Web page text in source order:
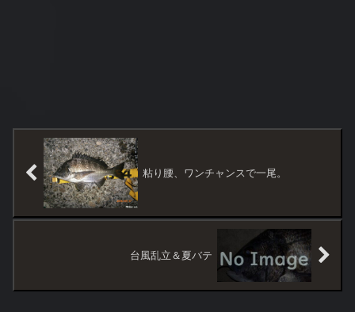
粘り腰、ワンチャンスで一尾。
台風乱立＆夏バテ